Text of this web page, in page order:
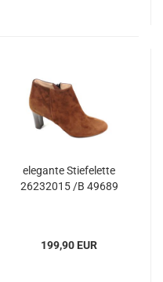
elegante Stiefelette
26232015 /B 49689
199,90 EUR